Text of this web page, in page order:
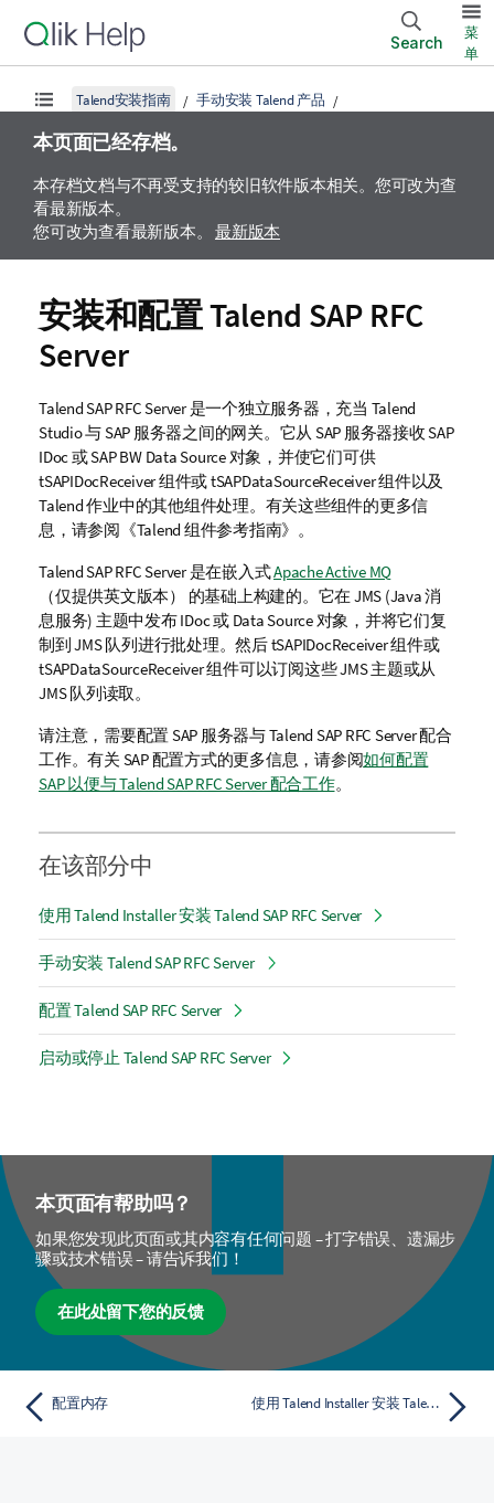
Search
菜
单
Talend安装指南 手动安装 Talend 产品
本页面已经存档。
本存档文档与不再受支持的较旧软件版本相关。您可改为查
看最新版本。
您可改为查看最新版本。 最新版本
安装和配置Talend SAP RFC
Server
Talend SAP RFC Server是一个独立服务器，充当 Talend
Studio与 SAP 服务器之间的网关。它从 SAP 服务器接收 SAP
IDoc 或 SAP BW Data Source 对象，并使它们可供
tSAPIDocReceiver 组件或 tSAPDataSourceReceiver 组件以及
Talend作业中的其他组件处理。有关这些组件的更多信
息，请参阅《Talend 组件参考指南》。
Talend SAP RFC Server是在嵌入式Apache Active MQ
（仅提供英文版本）
的基础上构建的。它在 JMS (Java 消
息服务) 主题中发布 IDoc 或 Data Source 对象，并将它们复
制到 JMS 队列进行批处理。然后 tSAPIDocReceiver 组件或
tSAPDataSourceReceiver 组件可以订阅这些 JMS 主题或从
JMS 队列读取。
请注意，需要配置 SAP 服务器与Talend SAP RFC Server配合
工作。有关 SAP 配置方式的更多信息，请参阅如何配置
SAP 以便与 Talend SAP RFC Server 配合工作。
在该部分中
使用 Talend Installer 安装 Talend SAP RFC Server
手动安装 Talend SAP RFC Server
配置 Talend SAP RFC Server
启动或停止 Talend SAP RFC Server
本页面有帮助吗？
如果您发现此页面或其内容有任何问题 – 打字错误、遗漏步
骤或技术错误 – 请告诉我们！
在此处留下您的反馈
配置内存 使用 Talend Installer 安装 Talend SAP RFC Server